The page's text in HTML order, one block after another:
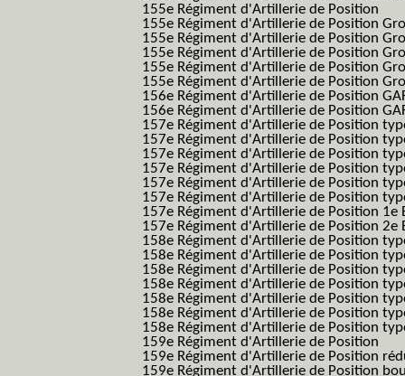
155e Régiment d'Artillerie de Position
155e Régiment d'Artillerie de Position
155e Régiment d'Artillerie de Position
155e Régiment d'Artillerie de Position
155e Régiment d'Artillerie de Position
155e Régiment d'Artillerie de Position
156e Régiment d'Artillerie de Position
156e Régiment d'Artillerie de Position
157e Régiment d'Artillerie de Position
157e Régiment d'Artillerie de Position
157e Régiment d'Artillerie de Position
157e Régiment d'Artillerie de Position
157e Régiment d'Artillerie de Position
157e Régiment d'Artillerie de Position
157e Régiment d'Artillerie de Position 1e
157e Régiment d'Artillerie de Position 2e
158e Régiment d'Artillerie de Position
158e Régiment d'Artillerie de Position
158e Régiment d'Artillerie de Position
158e Régiment d'Artillerie de Position
158e Régiment d'Artillerie de Position
158e Régiment d'Artillerie de Position
158e Régiment d'Artillerie de Position
159e Régiment d'Artillerie de Position
159e Régiment d'Artillerie de Position
159e Régiment d'Artillerie de Position